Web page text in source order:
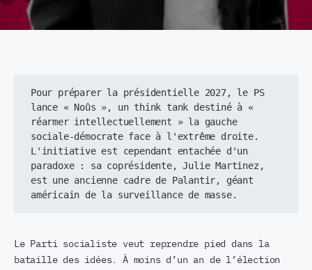
Pour préparer la présidentielle 2027, le PS
lance « Noûs », un think tank destiné à «
réarmer intellectuellement » la gauche
sociale-démocrate face à l'extrême droite.
L'initiative est cependant entachée d'un
paradoxe : sa coprésidente, Julie Martinez,
est une ancienne cadre de Palantir, géant
américain de la surveillance de masse.
Le Parti socialiste veut reprendre pied dans la
bataille des idées. À moins d’un an de l’élection